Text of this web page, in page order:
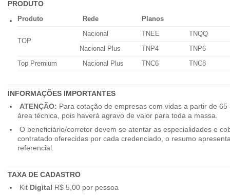
PRODUTO
Produto Rede Planos
TOP
Nacional TNEE
TNQQ
Nacional Plus
TNP4
TNP6
Top Premium
Nacional Plus TNC6 TNC8
INFORMAÇÕES IMPORTANTES
ATENÇÃO: Para cotação de empresas com vidas a partir de
área técnica, pois haverá agravo de valor para toda a massa.
O beneficiário/corretor devem se atentar as especialidades e
contratado oferecidas por cada credenciado, o resumo
referencial.
TAXA DE CADASTRO
Kit Digital R$ 5,00 por pessoa